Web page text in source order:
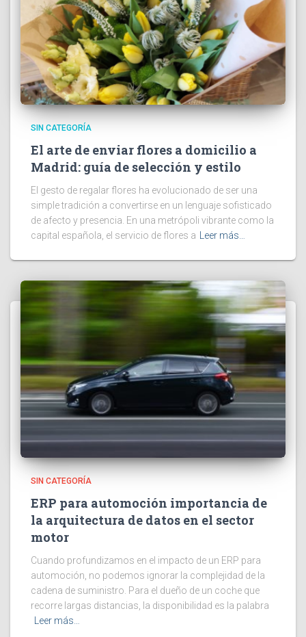
SIN CATEGORÍA
El arte de enviar flores a domicilio a
Madrid: guía de selección y estilo
El gesto de regalar flores ha evolucionado de ser una
simple tradición a convertirse en un lenguaje sofisticado
de afecto y presencia. En una metrópoli vibrante como la
capital española, el servicio de flores a Leer más…
SIN CATEGORÍA
ERP para automoción importancia de
la arquitectura de datos en el sector
motor
Cuando profundizamos en el impacto de un ERP para
automoción, no podemos ignorar la complejidad de la
cadena de suministro. Para el dueño de un coche que
recorre largas distancias, la disponibilidad es la palabra
Leer más…